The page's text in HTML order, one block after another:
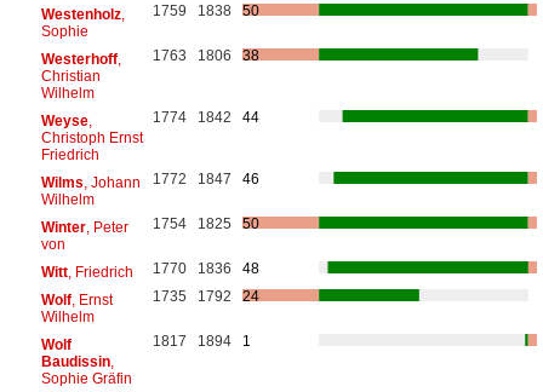
Westenholz,
Sophie
1759 1838 50
Westerhoff,
Christian
Wilhelm
1763 1806 38
Weyse,
Christoph Ernst
Friedrich
1774 1842 44
Wilms , Johann
Wilhelm
1772 1847 46
Winter, Peter
von
1754 1825 50
Witt, Friedrich 1770 1836
48
Wolf, Ernst
Wilhelm
1735 1792 24
Wolf
Baudissin,
Sophie Gräfin
1817 1894 1